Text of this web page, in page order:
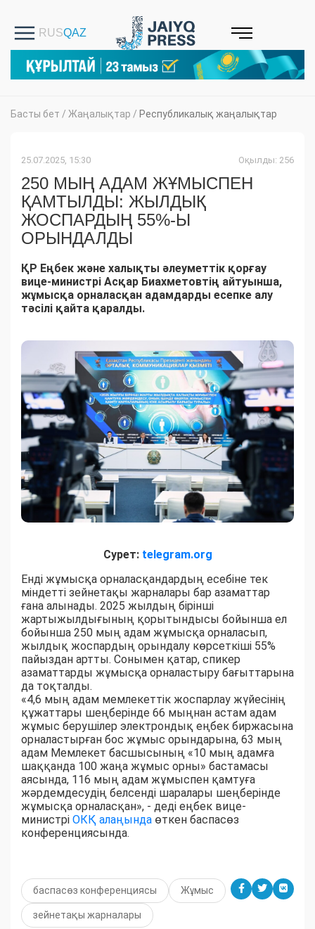
Басты бет / Жаңалықтар / Республикалық жаңалықтар
25.07.2025, 15:30 Оқылды: 256
250 МЫҢ АДАМ ЖҰМЫСПЕН
ҚАМТЫЛДЫ: ЖЫЛДЫҚ
ЖОСПАРДЫҢ 55%-Ы
ОРЫНДАЛДЫ
ҚР Еңбек және халықты әлеуметтік қорғау
вице-министрі Асқар Биахметовтің айтуынша,
жұмысқа орналасқан адамдарды есепке алу
тәсілі қайта қаралды.
Сурет: telegram.org
Енді жұмысқа орналасқандардың есебіне тек
міндетті зейнетақы жарналары бар азаматтар
ғана алынады. 2025 жылдың бірінші
жартыжылдығының қорытындысы бойынша ел
бойынша 250 мың адам жұмысқа орналасып,
жылдық жоспардың орындалу көрсеткіші 55%
пайыздан артты. Сонымен қатар, спикер
азаматтарды жұмысқа орналастыру бағыттарына
да тоқталды.
«4,6 мың адам мемлекеттік жоспарлау жүйесінің
құжаттары шеңберінде 66 мыңнан астам адам
жұмыс берушілер электрондық еңбек биржасына
орналастырған бос жұмыс орындарына, 63 мың
адам Мемлекет басшысының «10 мың адамға
шаққанда 100 жаңа жұмыс орны» бастамасы
аясында, 116 мың адам жұмыспен қамтуға
жәрдемдесудің белсенді шаралары шеңберінде
жұмысқа орналасқан», - деді еңбек вице-
министрі ОКҚ алаңында өткен баспасөз
конференциясында.
баспасөз конференциясы Жұмыс
зейнетақы жарналары